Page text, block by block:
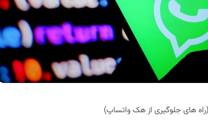
های جلوگیری از هک واتساپ)